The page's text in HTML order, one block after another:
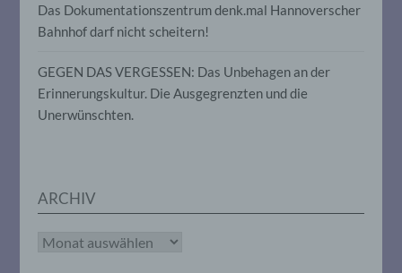
Das Dokumentationszentrum denk.mal Hannoverscher
Bahnhof darf nicht scheitern!
GEGEN DAS VERGESSEN: Das Unbehagen an der
Erinnerungskultur. Die Ausgegrenzten und die
Unerwünschten.
ARCHIV
Archiv
f) Pseudonymisierung
Pseudonymisierung ist die Verarbeitung
personenbezogener Daten in einer Weise,
auf welche die personenbezogenen Daten
zusätzlichen Informationen gesondert
aufbewahrt werden und technischen und
unterliegen, die gewährleisten, dass die